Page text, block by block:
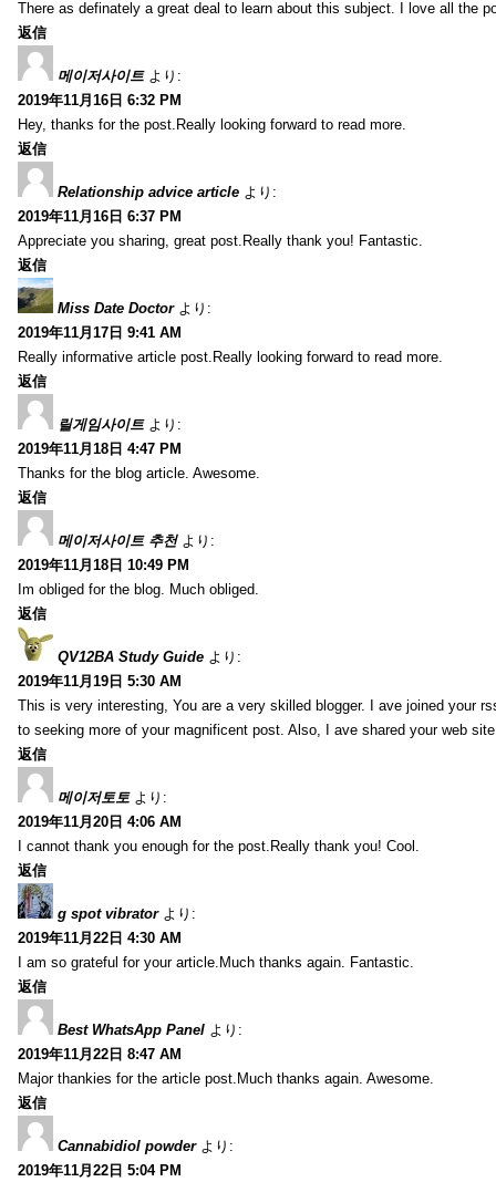
There as definately a great deal to learn about this subject. I love all the
返信
메이저사이트 より:
2019年11月16日 6:32 PM
Hey, thanks for the post.Really looking forward to read more.
返信
Relationship advice article より:
2019年11月16日 6:37 PM
Appreciate you sharing, great post.Really thank you! Fantastic.
返信
Miss Date Doctor より:
2019年11月17日 9:41 AM
Really informative article post.Really looking forward to read more.
返信
릴게임사이트 より:
2019年11月18日 4:47 PM
Thanks for the blog article. Awesome.
返信
메이저사이트 추천 より:
2019年11月18日 10:49 PM
Im obliged for the blog. Much obliged.
返信
QV12BA Study Guide より:
2019年11月19日 5:30 AM
This is very interesting, You are a very skilled blogger. I ave joined your
to seeking more of your magnificent post. Also, I ave shared your web
返信
메이저토토 より:
2019年11月20日 4:06 AM
I cannot thank you enough for the post.Really thank you! Cool.
返信
g spot vibrator より:
2019年11月22日 4:30 AM
I am so grateful for your article.Much thanks again. Fantastic.
返信
Best WhatsApp Panel より:
2019年11月22日 8:47 AM
Major thankies for the article post.Much thanks again. Awesome.
返信
Cannabidiol powder より:
2019年11月22日 5:04 PM